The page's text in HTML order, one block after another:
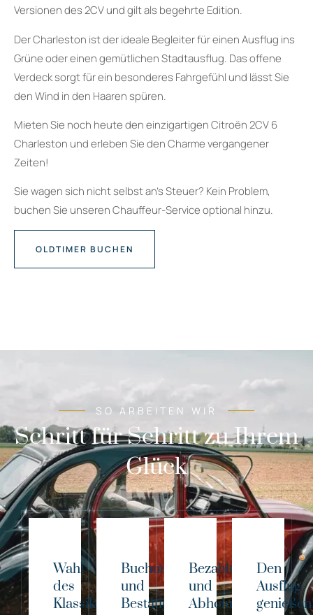
Versionen des 2CV und gilt als begehrte Edition.
Der Charleston ist der ideale Begleiter für einen Ausflug ins
Grüne oder einen gemütlichen Stadtausflug. Das offene
Verdeck sorgt für ein besonderes Fahrgefühl und lässt Sie
den Wind in den Haaren spüren.
Mieten Sie noch heute den einzigartigen Citroën 2CV 6
Charleston und erleben Sie den Charme vergangener
Zeiten!
Sie wagen sich nicht selbst an’s Steuer? Kein Problem,
buchen Sie unseren Chauffeur-Service optional hinzu.
OLDTIMER BUCHEN
SO ARBEITEN WIR
Schritt für Schritt zu Ihrem
Glück
Wahl
des
Klassikers!
Buchung
und
Bestätigung
Bezahlung
und
Abholung
Den
Ausflug